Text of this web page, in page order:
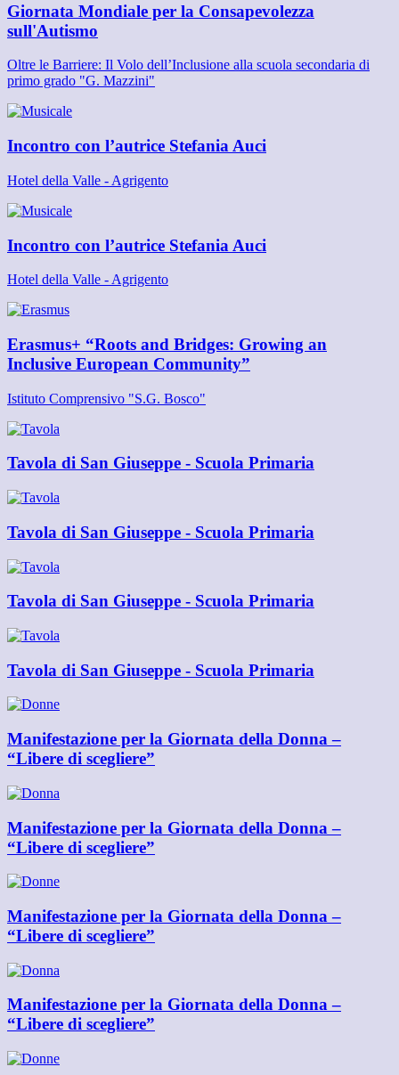
Giornata Mondiale per la Consapevolezza
sull'Autismo
Oltre le Barriere: Il Volo dell’Inclusione alla scuola secondaria di
primo grado "G. Mazzini"
Incontro con l’autrice Stefania Auci
Hotel della Valle - Agrigento
Incontro con l’autrice Stefania Auci
Hotel della Valle - Agrigento
Erasmus+ “Roots and Bridges: Growing an
Inclusive European Community”
Istituto Comprensivo "S.G. Bosco"
Tavola di San Giuseppe - Scuola Primaria
Tavola di San Giuseppe - Scuola Primaria
Tavola di San Giuseppe - Scuola Primaria
Tavola di San Giuseppe - Scuola Primaria
Manifestazione per la Giornata della Donna –
“Libere di scegliere”
Manifestazione per la Giornata della Donna –
“Libere di scegliere”
Manifestazione per la Giornata della Donna –
“Libere di scegliere”
Manifestazione per la Giornata della Donna –
“Libere di scegliere”